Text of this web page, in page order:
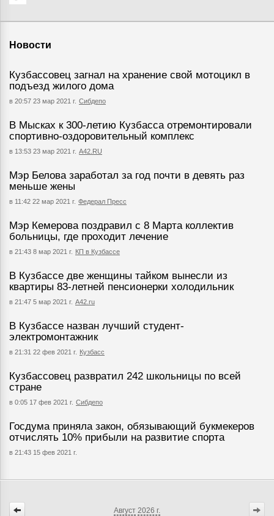
Новости
Кузбассовец загнал на хранение свой мотоцикл в
подъезд жилого дома
в 20:57 23 мар 2021 г. Сибдепо
В Мысках к 300-летию Кузбасса отремонтировали
спортивно-оздоровительный комплекс
в 13:53 23 мар 2021 г. А42.RU
Мэр Белова заработал за год почти в девять раз
меньше жены
в 11:42 22 мар 2021 г. Федерал Пресс
Мэр Кемерова поздравил с 8 Марта коллектив
больницы, где проходит лечение
в 21:43 8 мар 2021 г. КП в Кузбассе
В Кузбассе две женщины тайком вынесли из
квартиры 83-летней пенсионерки холодильник
в 21:47 5 мар 2021 г. А42.ru
В Кузбассе назван лучший студент-
электромонтажник
в 21:31 22 фев 2021 г. Кузбасс
Кузбассовец развратил 242 школьницы по всей
стране
в 0:05 17 фев 2021 г. Сибдепо
Госдума приняла закон, обязывающий букмекеров
отчислять 10% прибыли на развитие спорта
в 21:43 15 фев 2021 г.
Август 2026 г.